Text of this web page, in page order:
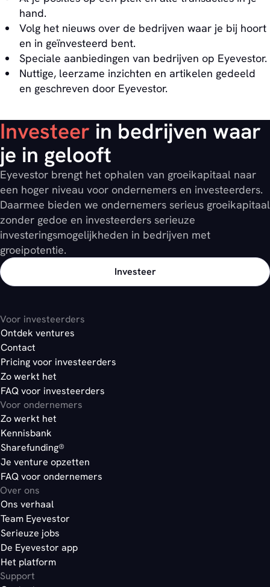
hand.
Volg het nieuws over de bedrijven waar je bij hoort
en in geïnvesteerd bent.
Speciale aanbiedingen van bedrijven op Eyevestor.
Nuttige, leerzame inzichten en artikelen gedeeld
en geschreven door Eyevestor.
Investeer in bedrijven waar
je in gelooft
Eyevestor brengt het ophalen van groeikapitaal naar
een hoger niveau voor ondernemers en investeerders.
Daarmee bieden we ondernemers serieus groeikapitaal
zonder gedoe en investeerders serieuze
investeringsmogelijkheden in bedrijven met
groeipotentie.
Investeer
Voor investeerders
Ontdek ventures
Contact
Pricing voor investeerders
Zo werkt het
FAQ voor investeerders
Voor ondernemers
Zo werkt het
Kennisbank
Sharefunding®
Je venture opzetten
FAQ voor ondernemers
Over ons
Ons verhaal
Team Eyevestor
Serieuze jobs
De Eyevestor app
Het platform
Support